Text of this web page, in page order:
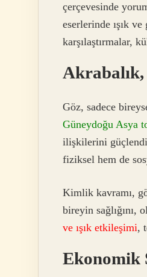
çerçevesinde
eserlerinde ışık
karşılaştırmalar,
Göz, sadece
Güneydoğu Asya
ilişkilerini
fiziksel hem de
Kimlik kavramı,
bireyin sağlığını,
ve ışık etkileşimi,
Ekonomik